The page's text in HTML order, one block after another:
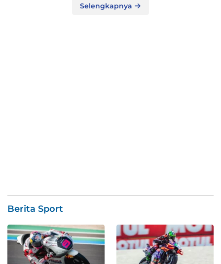
Selengkapnya
Berita Sport